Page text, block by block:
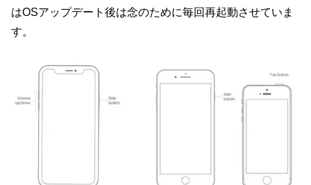
はOSアップデート後は念のために毎回再起動させていま
す。